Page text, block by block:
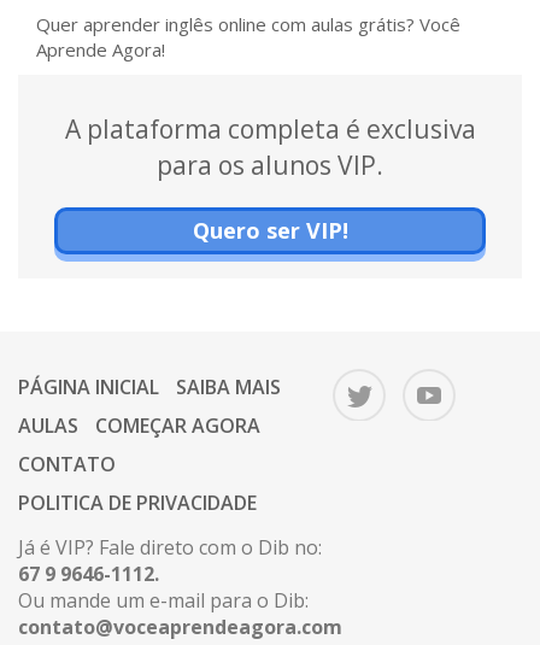
Quer aprender inglês online com aulas grátis? Você
Aprende Agora!
A plataforma completa é exclusiva
para os alunos VIP.
Quero ser VIP!
PÁGINA INICIAL
SAIBA MAIS
AULAS
COMEÇAR AGORA
CONTATO
POLITICA DE PRIVACIDADE
Já é VIP? Fale direto com o Dib no:
67 9 9646-1112.
Ou mande um e-mail para o Dib:
contato@voceaprendeagora.com